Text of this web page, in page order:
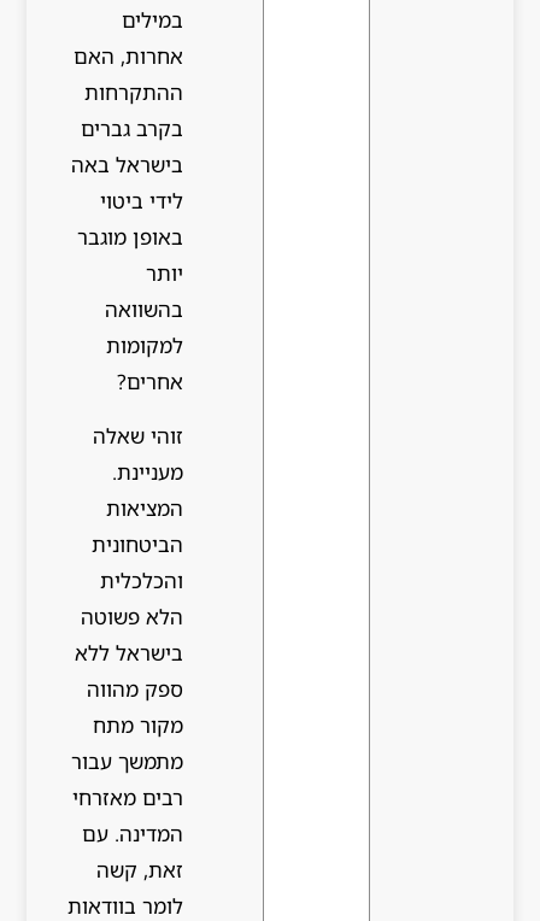
במילים
אחרות, האם
ההתקרחות
בקרב גברים
בישראל באה
לידי ביטוי
באופן מוגבר
יותר
בהשוואה
למקומות
אחרים?
זוהי שאלה
מעניינת.
המציאות
הביטחונית
והכלכלית
הלא פשוטה
בישראל ללא
ספק מהווה
מקור מתח
מתמשך עבור
רבים מאזרחי
המדינה. עם
זאת, קשה
לומר בוודאות